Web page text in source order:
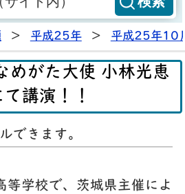
> 平成25年 > 平成25年10
めがた大使 小林光恵
講演！！
できます。
等学校で、茨城県主催によ